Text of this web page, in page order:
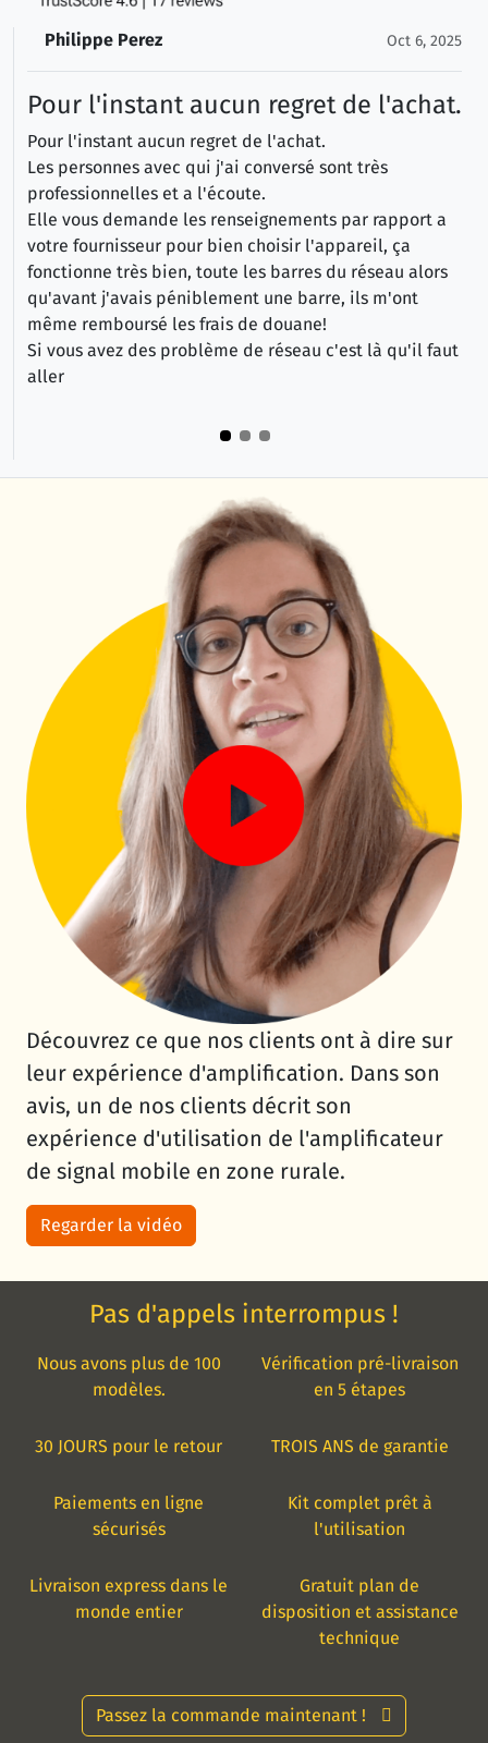
Philippe Perez Oct 6, 2025
Pour l'instant aucun regret de l'achat.
Pour l'instant aucun regret de l'achat.
Les personnes avec qui j'ai conversé sont très
professionnelles et a l'écoute.
Elle vous demande les renseignements par rapport a
votre fournisseur pour bien choisir l'appareil, ça
fonctionne très bien, toute les barres du réseau alors
qu'avant j'avais péniblement une barre, ils m'ont
même remboursé les frais de douane!
Si vous avez des problème de réseau c'est là qu'il faut
aller
Découvrez ce que nos clients ont à dire sur
leur expérience d'amplification. Dans son
avis, un de nos clients décrit son
expérience d'utilisation de l'amplificateur
de signal mobile en zone rurale.
Regarder la vidéo
Pas d'appels interrompus !
Nous avons plus de 100
modèles.
Vérification pré-livraison
en 5 étapes
30 JOURS pour le retour TROIS ANS de garantie
Paiements en ligne
sécurisés
Kit complet prêt à
l'utilisation
Livraison express dans le
monde entier
Gratuit plan de
disposition et assistance
technique
Passez la commande maintenant !